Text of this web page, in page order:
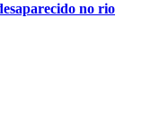
no rio